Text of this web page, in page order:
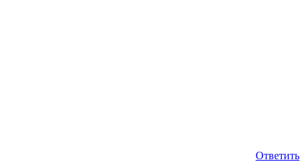
Ответить